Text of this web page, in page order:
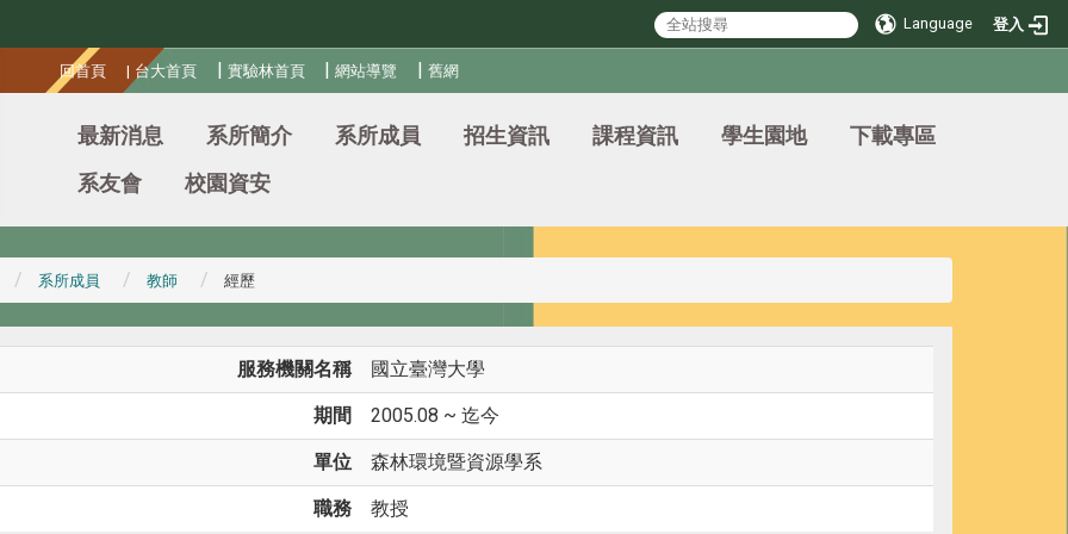
Language 登入
回首頁 | 台大首頁 | 實驗林首頁 |網站導覽 |舊網
最新消息 系所簡介 系所成員 招生資訊 課程資訊 學生園地
下載專區
系友會
校園資安
系所成員 教師 經歷
服務機關名稱 國立臺灣大學
期間 2005.08 ~ 迄今
單位 森林環境暨資源學系
職務 教授